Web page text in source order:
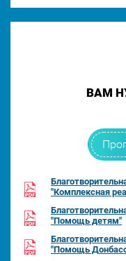
ВАМ
"Комплексная
"Помощь детям"
"Помощь